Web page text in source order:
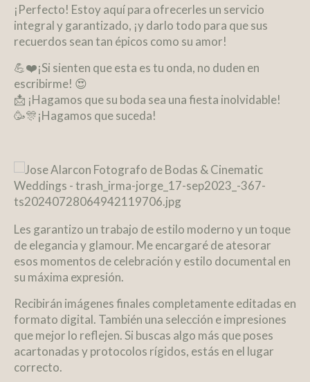
¡Perfecto! Estoy aquí para ofrecerles un servicio
integral y garantizado, ¡y darlo todo para que sus
recuerdos sean tan épicos como su amor!
💪❤️¡Si sienten que esta es tu onda, no duden en
escribirme! 😍
📩 ¡Hagamos que su boda sea una fiesta inolvidable!
🥳🎊¡Hagamos que suceda!
Les garantizo un trabajo de estilo moderno y un toque
de elegancia y glamour. Me encargaré de atesorar
esos momentos de celebración y estilo documental en
su máxima expresión.
Recibirán imágenes finales completamente editadas en
formato digital. También una selección e impresiones
que mejor lo reflejen. Si buscas algo más que poses
acartonadas y protocolos rígidos, estás en el lugar
correcto.